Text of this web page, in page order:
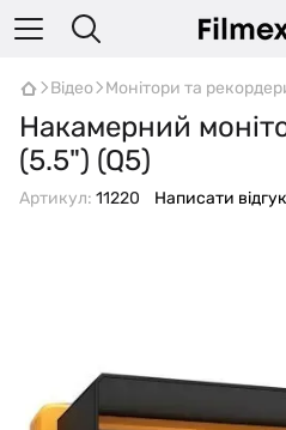
Відео Монітори та
Накамерний
(5.5") (Q5)
Артикул: 11220 Написати відгук